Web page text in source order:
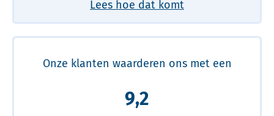
Lees hoe dat komt
Onze klanten waarderen ons met een
9,2